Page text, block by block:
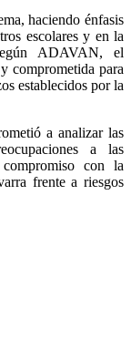
haciendo énfasis
escolares y en la
ADAVAN, el
comprometida para
establecidos por la
a analizar las
a las
con la
frente a riesgos